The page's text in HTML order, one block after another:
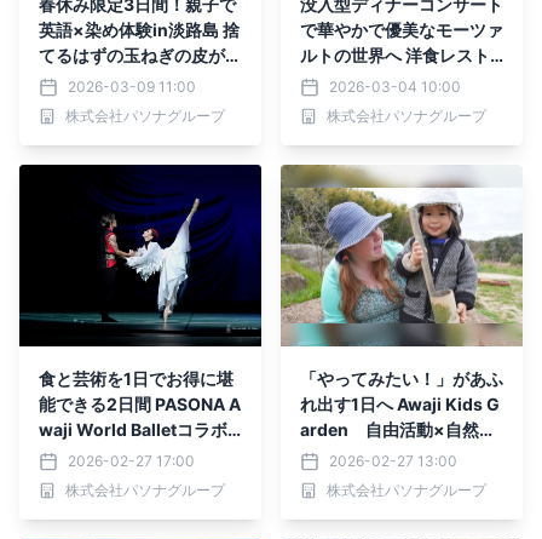
春休み限定3日間！親子で
英語×染め体験in淡路島 捨
てるはずの玉ねぎの皮がア
ートに 『Onionスペシャ
ル』 3月20日から開催
2026-03-09 11:00
株式会社パソナグループ
没入型ディナーコンサート
で華やかで優美なモーツァ
ルトの世界へ 洋食レスト
ラン 海の舎『サロン・
ド・モーツァルト』4月11
日開催
2026-03-04 10:00
株式会社パソナグループ
食と芸術を1日でお得に堪
能できる2日間 PASONA A
waji World Balletコラボ
プラン3月28日、4月4日
限定販売
2026-02-27 17:00
株式会社パソナグループ
「やってみたい！」があふ
れ出す1日へ Awaji Kids G
arden 自由活動×自然×
英語『AKG Natureverse
1日体験会』3月14日に開
催！
2026-02-27 13:00
株式会社パソナグループ